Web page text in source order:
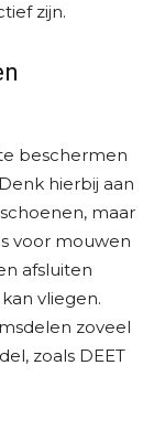
zijn.
beschermen
hierbij aan
maar
voor mouwen
afsluiten
vliegen.
zoveel
zoals DEET